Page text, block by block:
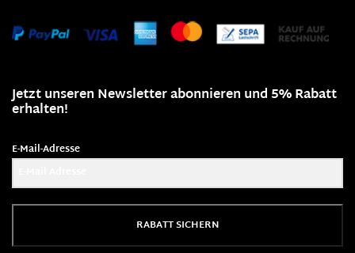
Jetzt unseren Newsletter abonnieren und 5% Rabatt
erhalten!
E-Mail-Adresse
RABATT SICHERN